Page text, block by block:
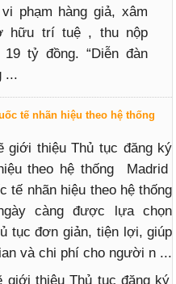
phạm hàng giả, xâm
hữu trí tuệ , thu nộp
tỷ đồng. “Diễn đàn
...
tế nhãn hiệu theo hệ thống
giới thiệu Thủ tục đăng ký
theo hệ thống Madrid
tế nhãn hiệu theo hệ thống
càng được lựa chọn
tục đơn giản, tiện lợi, giúp
và chi phí cho người n ...
giới thiệu Thủ tục đăng ký